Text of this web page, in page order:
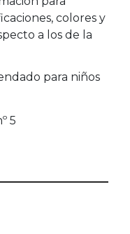
colores y
a los de la
para niños
5